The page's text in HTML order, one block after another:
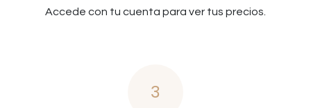
Accede con tu cuenta para ver tus precios.
3